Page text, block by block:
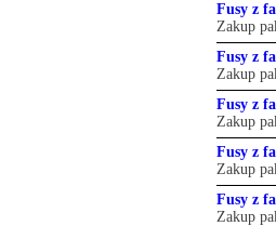
Fusy z
Zakup
Fusy z
Zakup
Fusy z
Zakup
Fusy z
Zakup
Fusy z
Zakup